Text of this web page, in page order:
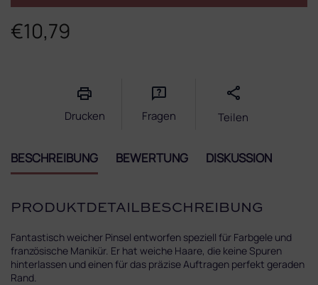
€10,79
Drucken Fragen Teilen
BESCHREIBUNG BEWERTUNG DISKUSSION
PRODUKTDETAILBESCHREIBUNG
Fantastisch weicher Pinsel entworfen speziell für Farbgele und
französische Manikür. Er hat weiche Haare, die keine Spuren
hinterlassen und einen für das präzise Auftragen perfekt geraden
Rand.